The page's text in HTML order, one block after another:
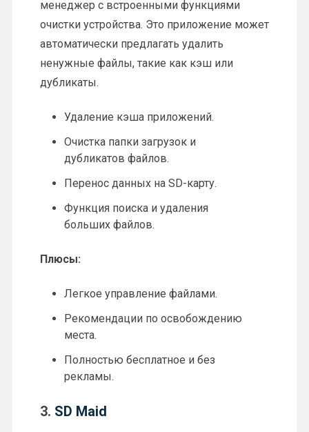
менеджер с встроенными функциями
очистки устройства. Это приложение может
автоматически предлагать удалить
ненужные файлы, такие как кэш или
дубликаты.
Удаление кэша приложений.
Очистка папки загрузок и
дубликатов файлов.
Перенос данных на SD-карту.
Функция поиска и удаления
больших файлов.
Плюсы:
Легкое управление файлами.
Рекомендации по освобождению
места.
Полностью бесплатное и без
рекламы.
3. SD Maid